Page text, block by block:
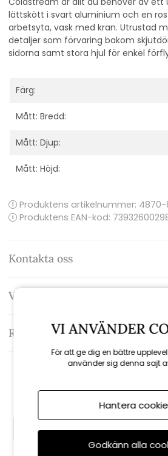
lättskött i svart aluminium och en
arbetsyta, vask med kran. Utrustad
detaljer som förvaring bakom
sidorna samt stora hjul för enkel
Färg:
Mått: Bredd:
Mått: Djup:
Mått: Höjd:
Produktens artikelnummer: 4870-
Produktens EAN-kod:
Kontakta oss
Varumärke: Brafab
Recensioner
KAMPANJ
VI ANVÄNDER
För att ge dig en bättre
använder sig denna sajt
Hantera
Godkänn alla